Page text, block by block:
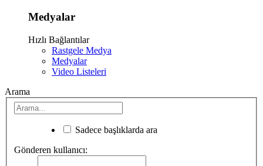
Medyalar
Hızlı Bağlantılar
Rastgele Medya
Medyalar
Video Listeleri
Arama
Sadece başlıklarda ara
Gönderen kullanıcı: